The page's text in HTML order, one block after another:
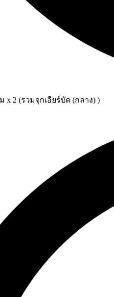
2 (รวมจุกเอียร์บัด (กลาง) )